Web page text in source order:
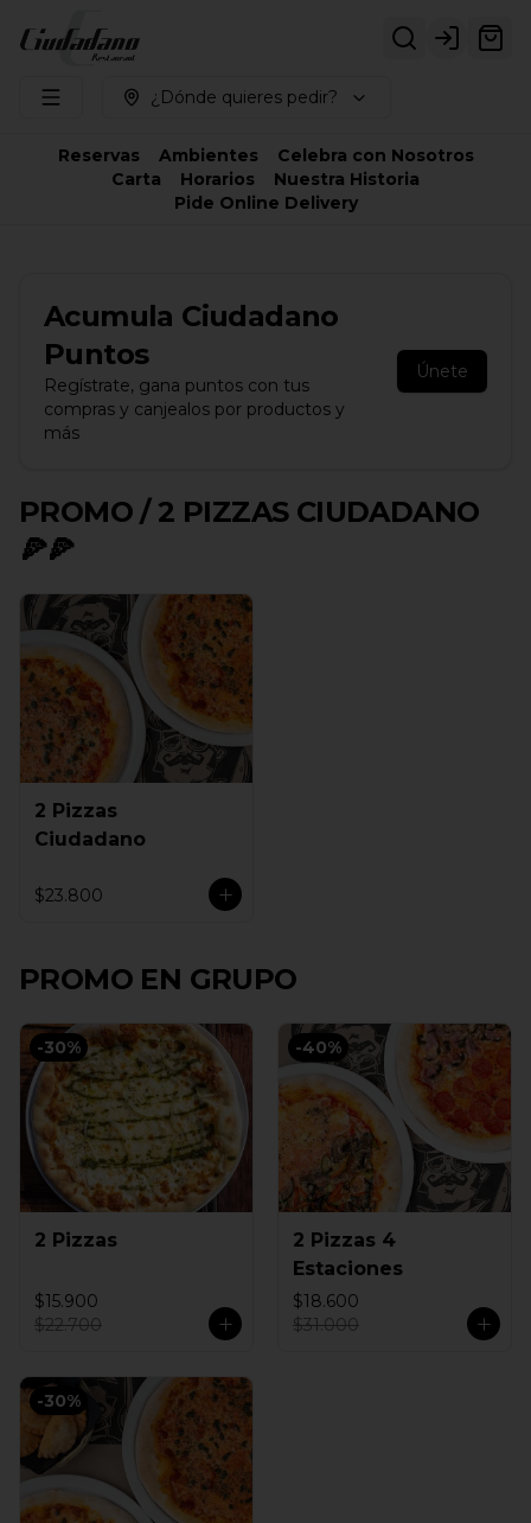
Login
¿Dónde quieres pedir?
Reservas Ambientes
Celebra con Nosotros
Carta
Horarios
Nuestra Historia
Pide Online Delivery
Acumula Ciudadano
Puntos
Regístrate, gana puntos con tus
compras y canjealos por productos y
más
Únete
PROMO / 2 PIZZAS CIUDADANO
🍕🍕
2 Pizzas
Ciudadano
$23.800
PROMO EN GRUPO
-30%
2 Pizzas
$15.900
$22.700
-40%
2 Pizzas 4
Estaciones
$18.600
$31.000
-30%